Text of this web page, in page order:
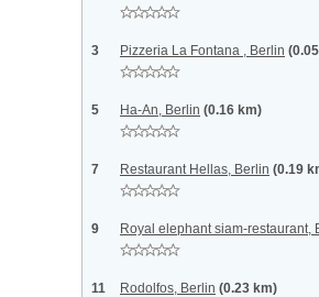
3 Pizzeria La Fontana , Berlin
5 Ha-An, Berlin (0.16 km)
7 Restaurant Hellas, Berlin (0.19
9 Royal elephant siam-restaurant,
11 Rodolfos, Berlin (0.23 km)